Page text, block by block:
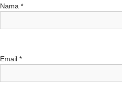
Nama *
Email *